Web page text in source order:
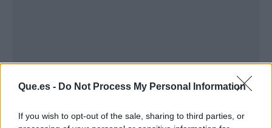
Que.es - Do Not Process My Personal Information
If you wish to opt-out of the sale, sharing to third parties, or